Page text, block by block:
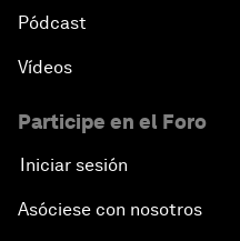
Pódcast
Vídeos
Participe en el Foro
Iniciar sesión
Asóciese con nosotros